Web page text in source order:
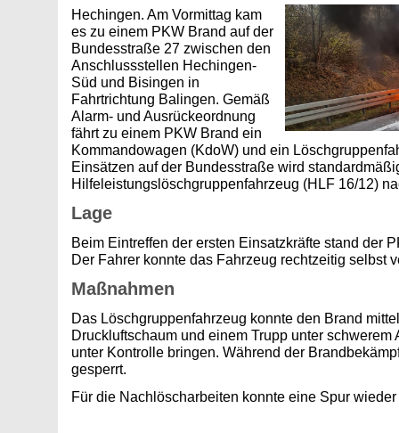
Hechingen. Am Vormittag kam
es zu einem PKW Brand auf der
Bundesstraße 27 zwischen den
Anschlussstellen Hechingen-
Süd und Bisingen in
Fahrtrichtung Balingen. Gemäß
Alarm- und Ausrückeordnung
fährt zu einem PKW Brand ein
Kommandowagen (KdoW) und ein
Einsätzen auf der Bundesstraße wird
Hilfeleistungslöschgruppenfahrzeug (HLF 16/12)
Lage
Beim Eintreffen der ersten Einsatzkräfte stand der
Der Fahrer konnte das Fahrzeug rechtzeitig selbst
Maßnahmen
Das Löschgruppenfahrzeug konnte den Brand
Druckluftschaum und einem Trupp unter schwerem
unter Kontrolle bringen. Während der
gesperrt.
Für die Nachlöscharbeiten konnte eine Spur